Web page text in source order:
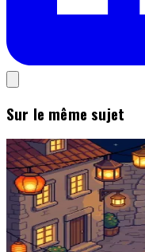
Sur le même sujet